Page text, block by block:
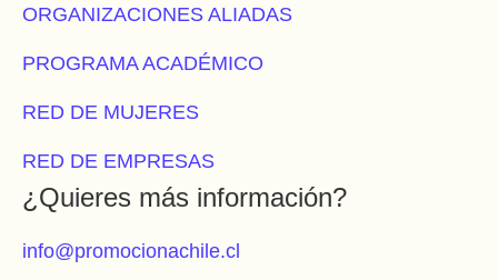
ORGANIZACIONES ALIADAS
PROGRAMA ACADÉMICO
RED DE MUJERES
RED DE EMPRESAS
¿Quieres más información?
info@promocionachile.cl